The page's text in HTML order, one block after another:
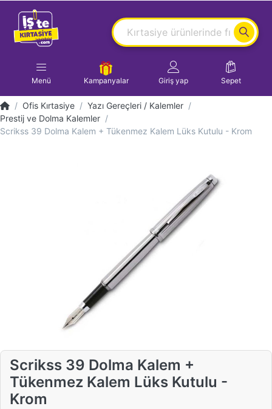
Menü Kampanyalar Giriş yap Sepet
Ofis Kırtasiye
Yazı Gereçleri / Kalemler
Prestij ve Dolma Kalemler
Scrikss 39 Dolma Kalem + Tükenmez Kalem Lüks Kutulu - Krom
Scrikss 39 Dolma Kalem +
Tükenmez Kalem Lüks Kutulu -
Krom